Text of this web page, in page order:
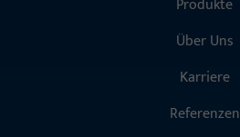
Produkte
Über Uns
Karriere
Referenzen